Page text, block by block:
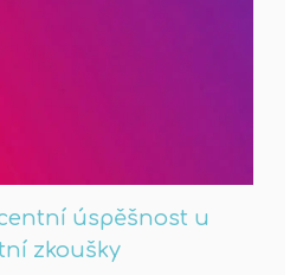
úspěšnost u
zkoušky